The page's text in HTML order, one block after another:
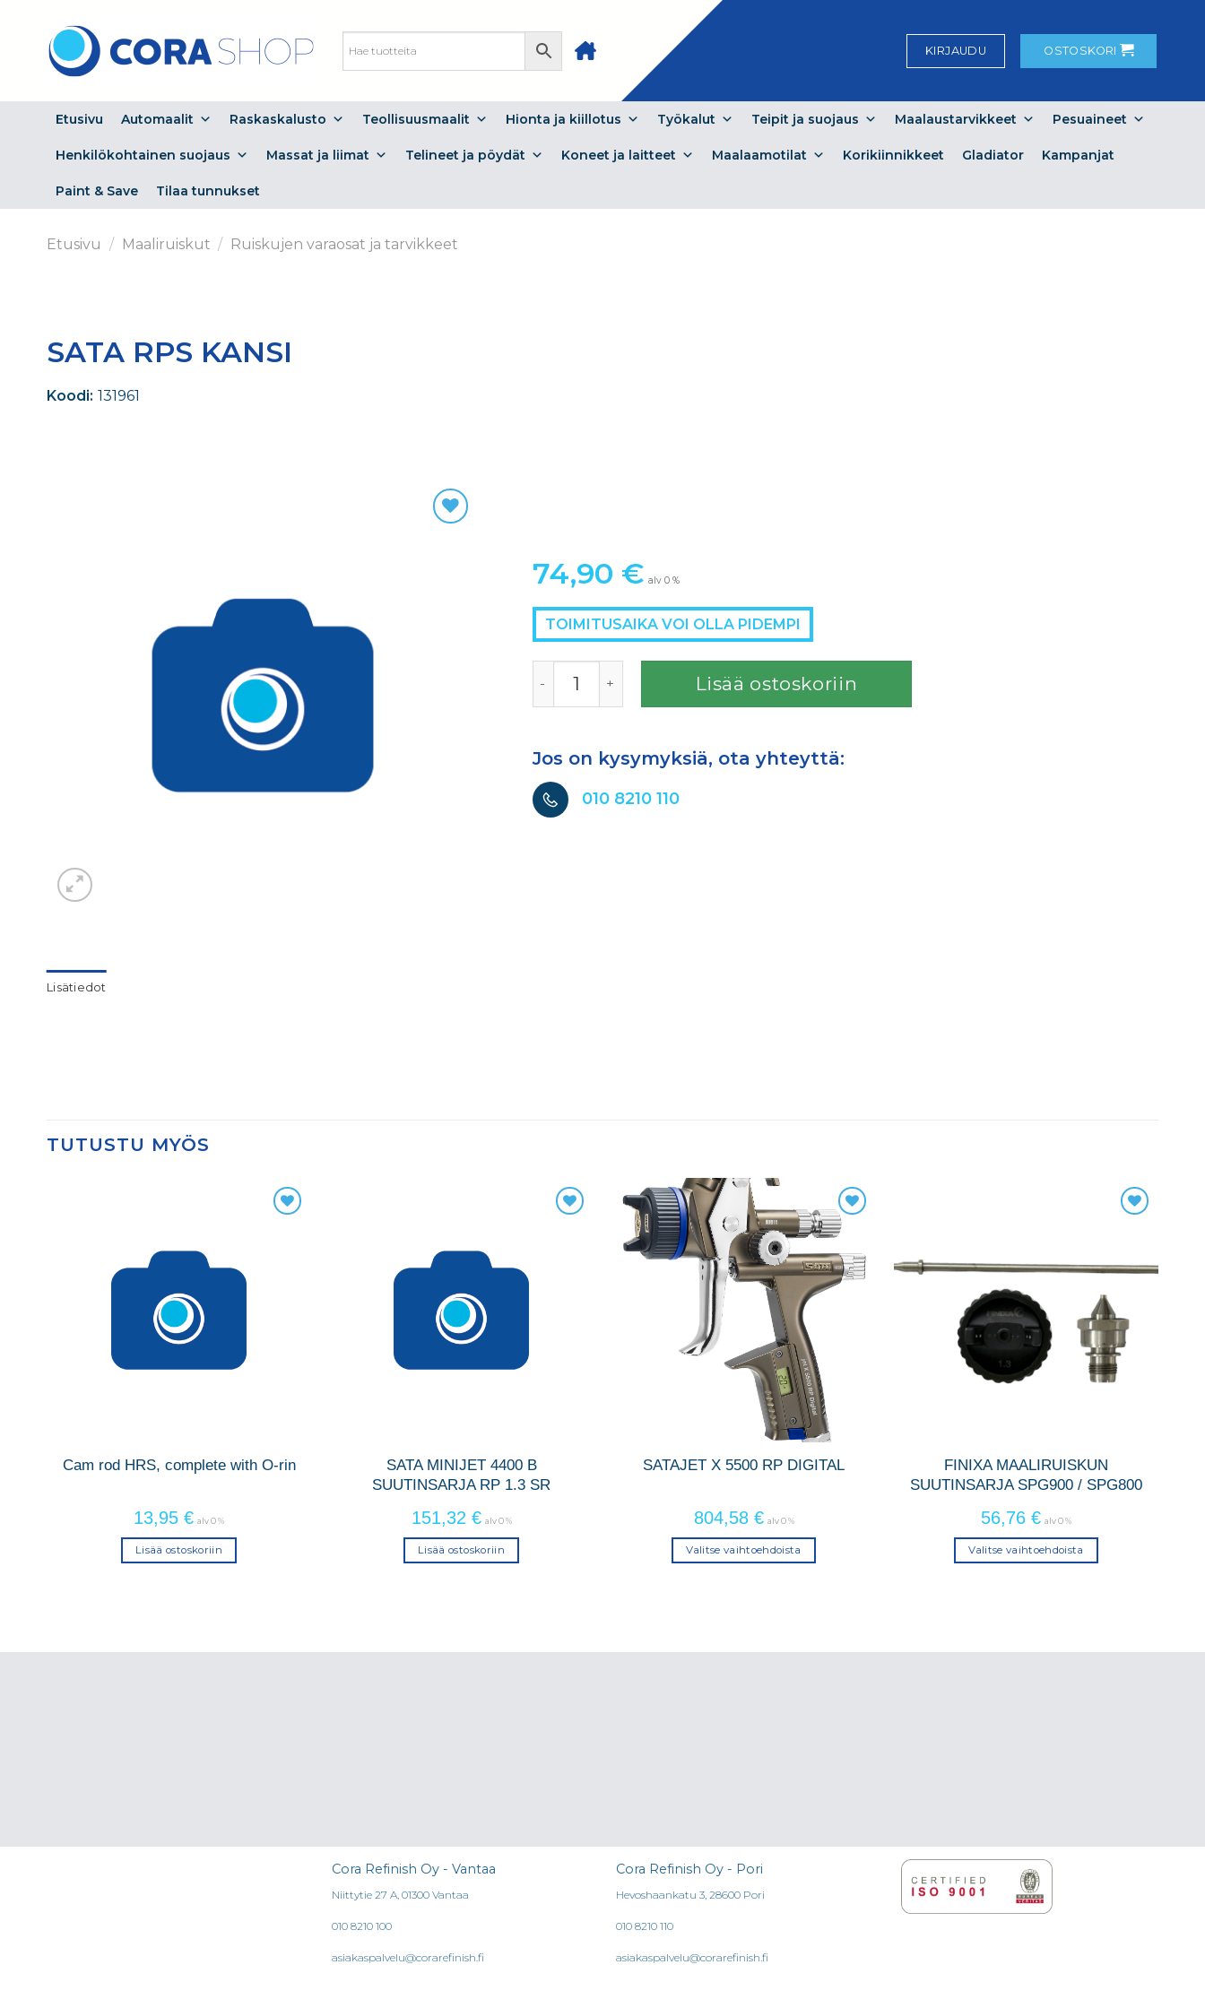
content
KIRJAUDU OSTOSKORI
Etusivu Automaalit Raskaskalusto Teollisuusmaalit Hionta ja kiillotus Työkalut Teipit ja suojaus Maalaustarvikkeet Pesuaineet
Henkilökohtainen suojaus Massat ja liimat Telineet ja pöydät Koneet ja laitteet Maalaamotilat Korikiinnikkeet Gladiator Kampanjat
Paint & Save Tilaa tunnukset
Etusivu / Maaliruiskut / Ruiskujen varaosat ja tarvikkeet
SATA RPS KANSI
Koodi: 131961
74,90 € alv 0 %
TOIMITUSAIKA VOI OLLA PIDEMPI
Lisää ostoskoriin
Jos on kysymyksiä, ota yhteyttä:
010 8210 110
Lisätiedot
TUTUSTU MYÖS
Cam rod HRS, complete with O-rin
13,95 € alv 0 %
Lisää ostoskoriin
SATA MINIJET 4400 B
SUUTINSARJA RP 1.3 SR
151,32 € alv 0 %
Lisää ostoskoriin
SATAJET X 5500 RP DIGITAL
804,58 € alv 0 %
Valitse vaihtoehdoista
muunnelma.
FINIXA MAALIRUISKUN
SUUTINSARJA SPG900 / SPG800
56,76 € alv 0 %
Valitse vaihtoehdoista
muunnelma.
Cora Refinish Oy - Vantaa
Niittytie 27 A, 01300 Vantaa
010 8210 100
asiakaspalvelu@corarefinish.fi
Cora Refinish Oy - Pori
Hevoshaankatu 3, 28600 Pori
010 8210 110
asiakaspalvelu@corarefinish.fi